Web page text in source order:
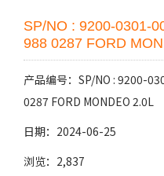
SP/NO : 9200-0301-
988 0287 FORD
产品编号：SP/NO : 9200-
0287 FORD MONDEO 2.0L
日期：2024-06-25
浏览：2,837